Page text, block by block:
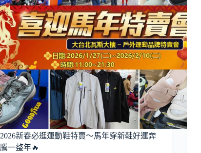
2026新春必逛運動鞋特賣～馬年穿新鞋好運奔
騰一整年🔥